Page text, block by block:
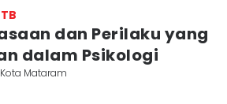
dan Perilaku yang
dalam Psikologi
Kota Mataram